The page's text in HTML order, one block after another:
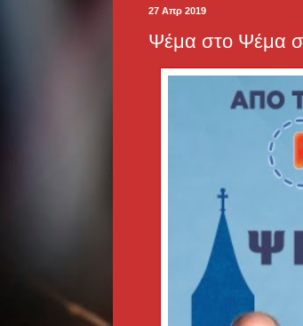
27 Απρ 2019
Ψέμα στο Ψέμα